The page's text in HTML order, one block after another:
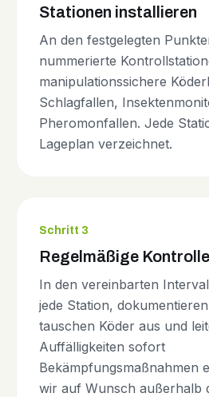
Stationen installieren
An den festgelegten
nummerierte
manipulationssichere
Schlagfallen,
Pheromonfallen. Jede
Lageplan verzeichnet.
Schritt 3
Regelmäßige
In den vereinbarten
jede Station,
tauschen Köder aus und
Auffälligkeiten sofort
Bekämpfungsmaßnahmen
wir auf Wunsch außerhalb